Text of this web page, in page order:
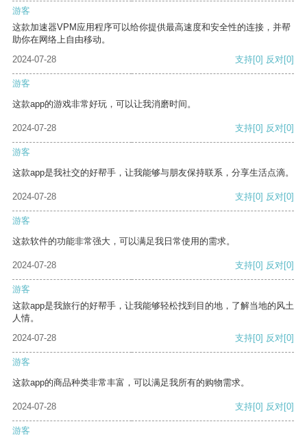
游客
这款加速器VPM应用程序可以给你提供最高速度和安全性的连接，并帮
助你在网络上自由移动。
2024-07-28
支持[0] 反对[0]
游客
这款app的游戏非常好玩，可以让我消磨时间。
2024-07-28 支持[0] 反对[0]
游客
这款app是我社交的好帮手，让我能够与朋友保持联系，分享生活点滴。
2024-07-28 支持[0] 反对[0]
游客
这款软件的功能非常强大，可以满足我日常使用的需求。
2024-07-28 支持[0] 反对[0]
游客
这款app是我旅行的好帮手，让我能够轻松找到目的地，了解当地的风土
人情。
2024-07-28
支持[0] 反对[0]
游客
这款app的商品种类非常丰富，可以满足我所有的购物需求。
2024-07-28 支持[0] 反对[0]
游客